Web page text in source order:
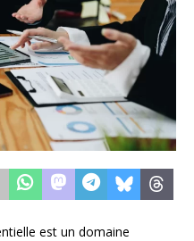
est un domaine